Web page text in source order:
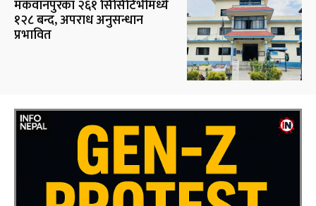
मकवानपुरका २६१ सिसिटिभीमध्ये
१२८ बन्द, अपराध अनुसन्धान
प्रभावित